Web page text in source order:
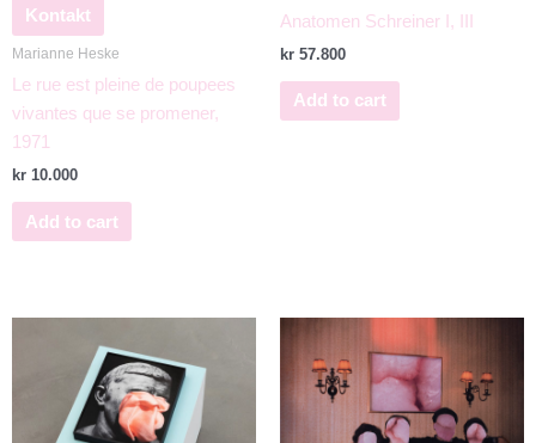
Kontakt
Marianne Heske
Le rue est pleine de poupees
vivantes que se promener,
1971
kr 10.000
Add to cart
Anatomen Schreiner I, III
kr 57.800
Add to cart